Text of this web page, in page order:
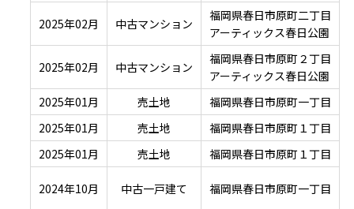
2025年02月 中古マンション
福岡県春日市原町二丁目
アーティックス春日公園
2025年02月 中古マンション
福岡県春日市原町２丁目
アーティックス春日公園
2025年01月 売土地 福岡県春日市原町一丁目
2025年01月
売土地 福岡県春日市原町１丁目
2025年01月
売土地 福岡県春日市原町１丁目
2024年10月 中古一戸建て 福岡県春日市原町一丁目